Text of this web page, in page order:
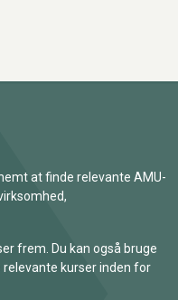
at finde relevante AMU-
frem. Du kan også bruge
kurser inden for